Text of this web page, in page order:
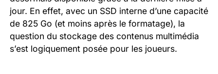
jour. En effet, avec un SSD interne d’une capacité
de 825 Go (et moins après le formatage), la
question du stockage des contenus multimédia
s’est logiquement posée pour les joueurs.